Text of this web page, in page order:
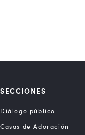
SECCIONES
Diálogo público
Casas de Adoración